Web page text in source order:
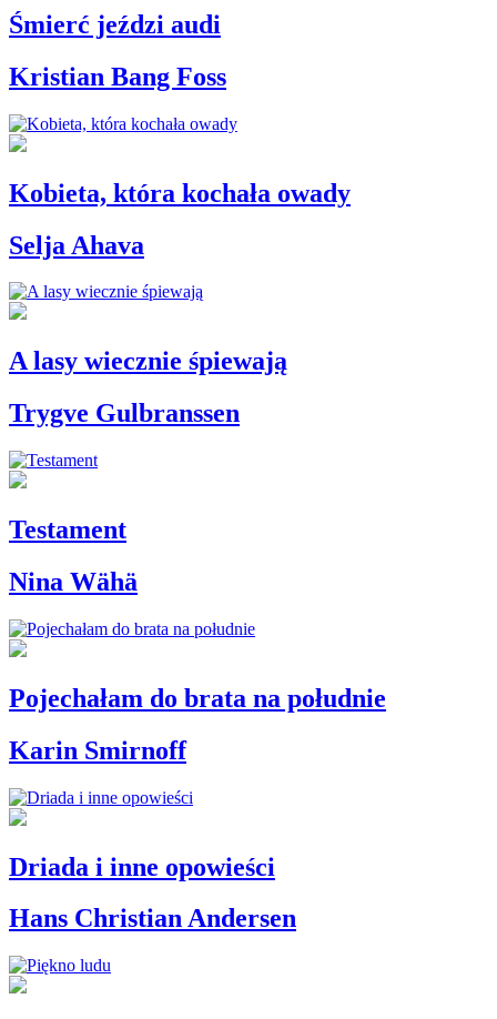
Śmierć jeździ audi
Kristian Bang Foss
Kobieta, która kochała owady
Selja Ahava
A lasy wiecznie śpiewają
Trygve Gulbranssen
Testament
Nina Wähä
Pojechałam do brata na południe
Karin Smirnoff
Driada i inne opowieści
Hans Christian Andersen